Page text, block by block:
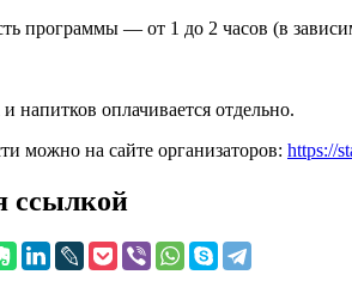
программы — от 1 до 2 часов (в
напитков оплачивается отдельно.
можно на сайте организаторов: https://
ссылкой